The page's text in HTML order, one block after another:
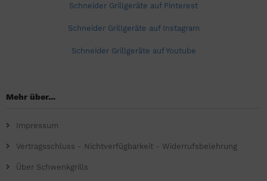
Schneider Grillgeräte auf Pinterest
Schneider Grillgeräte auf Instagram
Schneider Grillgeräte auf Youtube
Mehr über...
Impressum
Vertragsschluss - Nichtverfügbarkeit - Widerrufsbelehrung
Über Schwenkgrills